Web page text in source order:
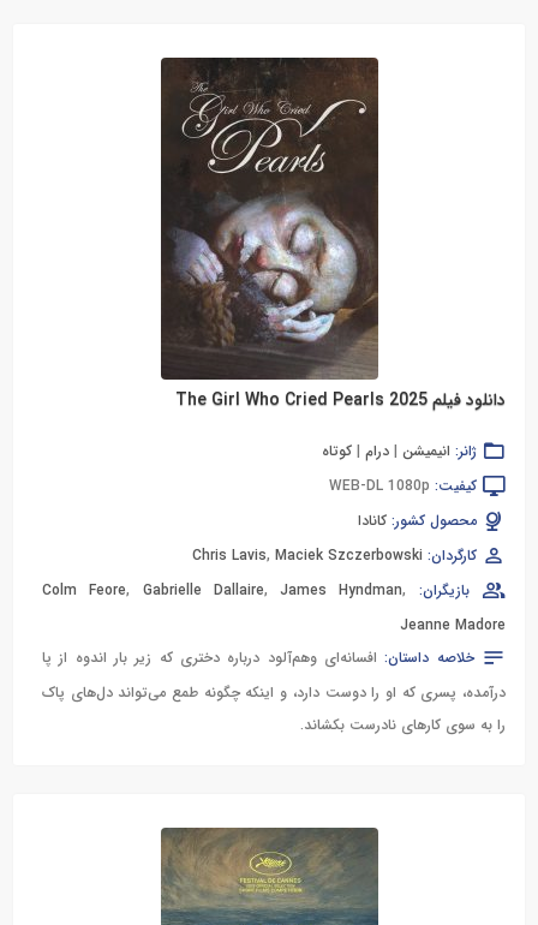
دانلود فیلم The Girl Who Cried Pearls 2025
ژانر: انیمیشن | درام | کوتاه
کیفیت: WEB-DL 1080p
محصول کشور: کانادا
کارگردان:
Chris Lavis, Maciek Szczerbowski
بازیگران:
Colm Feore, Gabrielle Dallaire,James Hyndman,
Jeanne Madore
خلاصه داستان: افسانه‌ای وهم‌آلود درباره دختری که زیر بار اندوه از پا
درآمده، پسری که او را دوست دارد، و اینکه چگونه طمع می‌تواند دل‌های پاک
را به سوی کارهای نادرست بکشاند.